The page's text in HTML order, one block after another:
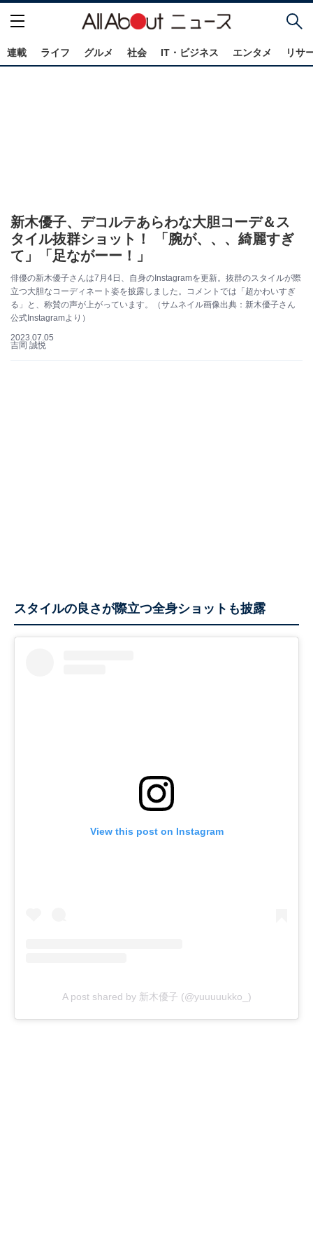
連載 ライフ グルメ 社会 IT・ビジネス エンタメ リサ
新木優子、デコルテあらわな大胆コーデ＆ス
タイル抜群ショット！ 「腕が、、、綺麗すぎ
て」「足ながーー！」
俳優の新木優子さんは7月4日、自身のInstagramを更新。抜群のスタイルが際
立つ大胆なコーディネート姿を披露しました。コメントでは「超かわいすぎ
る」と、称賛の声が上がっています。（サムネイル画像出典：新木優子さん
公式Instagramより）
2023.07.05
吉岡 誠悦
スタイルの良さが際立つ全身ショットも披露
View this post on Instagram
A post shared by 新木優子 (@yuuuuukko_)